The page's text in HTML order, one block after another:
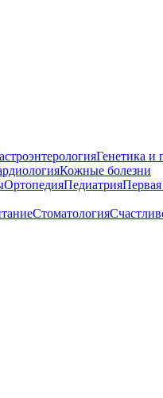
Генетика и
Кожные болезни
ОртопедияПедиатрия
Стоматология